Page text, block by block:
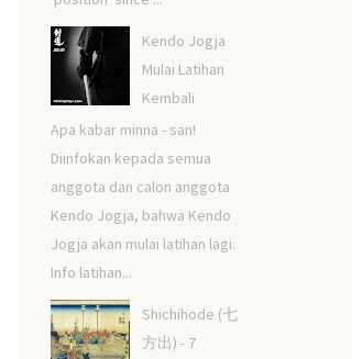
Kendo Jogja
Mulai Latihan
Kembali
Apa kabar minna - san!
Diinfokan kepada semua
anggota dan calon anggota
Kendo Jogja, bahwa Kendo
Jogja akan mulai latihan lagi.
Info latihan...
Shichihode (七
方出) - 7